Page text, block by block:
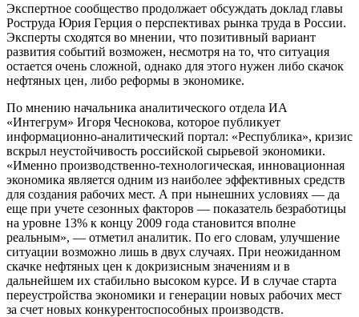
Экспертное сообщество продолжает обсуждать доклад главы
Роструда Юрия Герция о перспективах рынка труда в России.
Эксперты сходятся во мнении, что позитивный вариант
развития событий возможен, несмотря на то, что ситуация
остается очень сложной, однако для этого нужен либо скачок
нефтяных цен, либо реформы в экономике.
По мнению начальника аналитического отдела ИА
«Интегрум» Игоря Чеснокова, которое публикует
информационно-аналитический портал: «Республика», кризис
вскрыл неустойчивость российской сырьевой экономики.
«Именно производственно-технологическая, инновационная
экономика является одним из наиболее эффективных средств
для создания рабочих мест. А при нынешних условиях — да
еще при учете сезонных факторов — показатель безработицы
на уровне 13% к концу 2009 года становится вполне
реальным», — отметил аналитик. По его словам, улучшение
ситуации возможно лишь в двух случаях. При неожиданном
скачке нефтяных цен к докризисным значениям и в
дальнейшем их стабильно высоком курсе. И в случае старта
переустройства экономики и генерации новых рабочих мест
за счет новых конкурентоспособных производств.